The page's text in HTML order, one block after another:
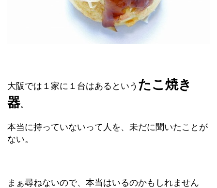
大阪では１家に１台はあるという たこ焼き
器。
本当に持っていないって人を、未だに聞いたことが
ない。
まぁ尋ねないので、本当はいるのかもしれません